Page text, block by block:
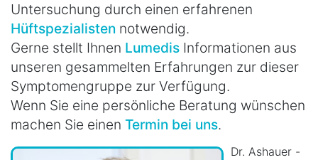
Untersuchung durch einen erfahrenen
Hüftspezialisten notwendig.
Gerne stellt Ihnen Lumedis Informationen aus
unseren gesammelten Erfahrungen zur dieser
Symptomengruppe zur Verfügung.
Wenn Sie eine persönliche Beratung wünschen
machen Sie einen Termin bei uns.
Dr. Ashauer -